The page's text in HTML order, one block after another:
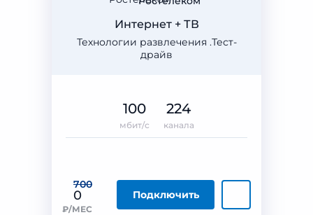
Технологии развлечения .Тест-
драйв
Интернет + ТВ
700
0
₽/МЕС
Подключить
100
мбит/с
224
канала